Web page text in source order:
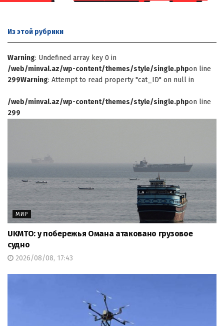
Из этой рубрики
Warning: Undefined array key 0 in
/web/minval.az/wp-content/themes/style/single.phpon line
299Warning: Attempt to read property "cat_ID" on null in
/web/minval.az/wp-content/themes/style/single.phpon line
299
МИР
UKMTO: у побережья Омана атаковано грузовое
судно
2026/08/08, 17:43